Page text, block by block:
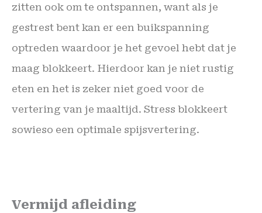
zitten ook om te ontspannen, want als je
gestrest bent kan er een buikspanning
optreden waardoor je het gevoel hebt dat je
maag blokkeert. Hierdoor kan je niet rustig
eten en het is zeker niet goed voor de
vertering van je maaltijd. Stress blokkeert
sowieso een optimale spijsvertering.
Vermijd afleiding